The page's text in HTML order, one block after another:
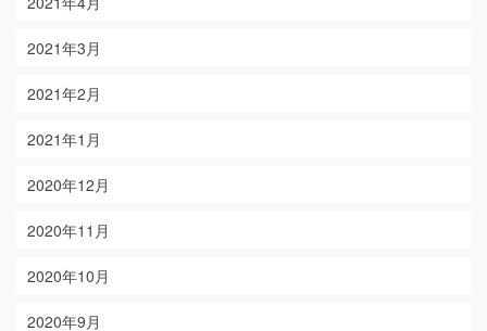
2021年3月
2021年2月
2021年1月
2020年12月
2020年11月
2020年10月
2020年9月